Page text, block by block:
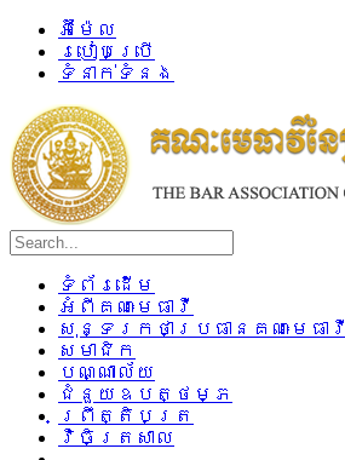
អ៊ីម៉ែល
របៀបប្រើ
ទំនាក់ទំនង
ទំព័រដើម
អំពីគណៈមេធាវី
សុន្ទរកថាប្រធានគណៈមេធាវី
សមាជិក
បណ្ណាល័យ
ជំនួយឧបត្ថម្ភ
ព្រឹត្តិបត្រ
វិចិត្រសាល